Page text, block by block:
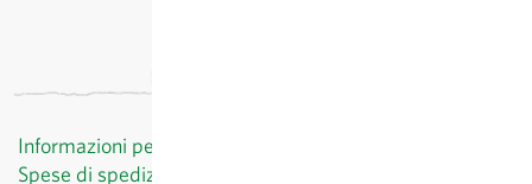
Informazioni per il cliente
Spese di spedizione